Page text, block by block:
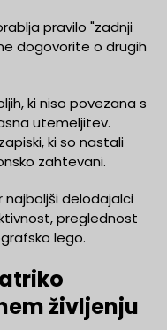
pravilo "zadnji
dogovorite o drugih
ki niso povezana s
utemeljitev.
ki so nastali
zahtevani.
najboljši delodajalci
preglednost
lego.
življenju